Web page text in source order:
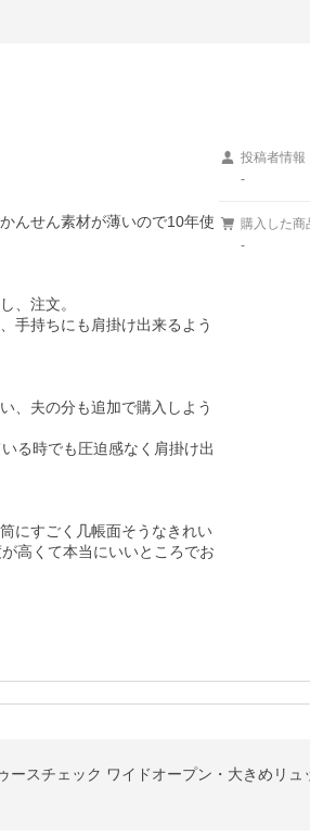
んせん素材が薄いので10年使
、注文。
手持ちにも肩掛け出来るよう
、夫の分も追加で購入しよう
る時でも圧迫感なく肩掛け出
にすごく几帳面そうなきれい
高くて本当にいいところでお
投稿者情報
-
購入した商
-
スチェック ワイドオープン・大きめリ